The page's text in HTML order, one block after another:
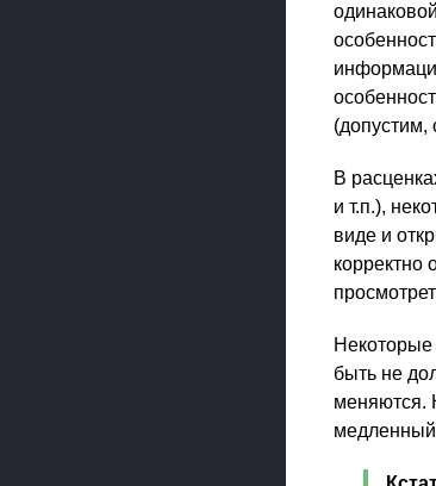
(допустим,
В
и т.п.),
виде и
корректно
Некоторые
быть не
меняются.
медленный